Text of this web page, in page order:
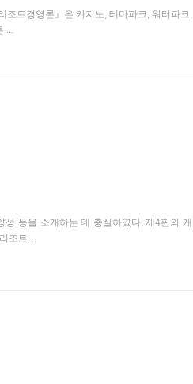
조트경영론』은 카지노, 테마파크, 워터파크,
...
등을 소개하는 데 충실하였다. 제4판의 개
조트...